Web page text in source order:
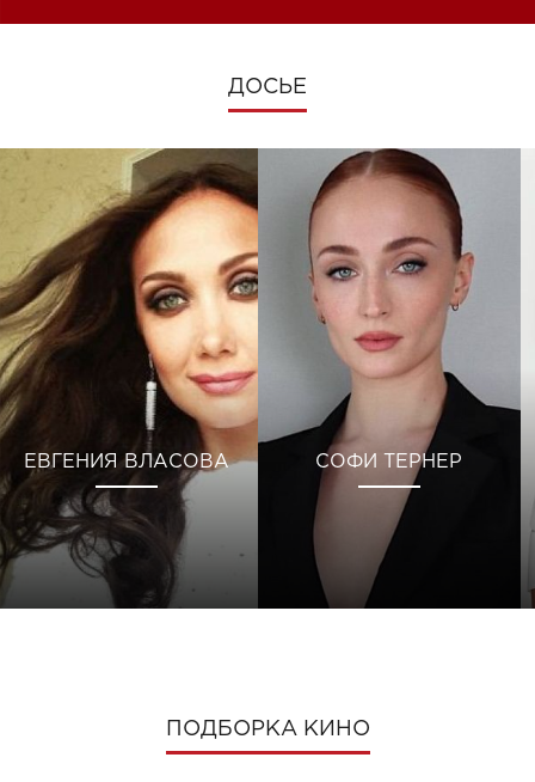
ДОСЬЕ
ЕВГЕНИЯ ВЛАСОВА СОФИ ТЕРНЕР
ПОДБОРКА КИНО